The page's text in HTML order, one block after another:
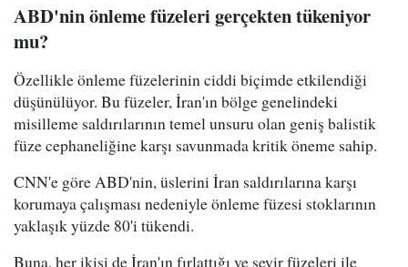
ABD'nin önleme füzeleri gerçekten tükeniyor
mu?
Özellikle önleme füzelerinin ciddi biçimde etkilendiği
düşünülüyor. Bu füzeler, İran'ın bölge genelindeki
misilleme saldırılarının temel unsuru olan geniş balistik
füze cephaneliğine karşı savunmada kritik öneme sahip.
CNN'e göre ABD'nin, üslerini İran saldırılarına karşı
korumaya çalışması nedeniyle önleme füzesi stoklarının
yaklaşık yüzde 80'i tükendi.
Buna, her ikisi de İran'ın fırlattığı ve seyir füzeleri ile